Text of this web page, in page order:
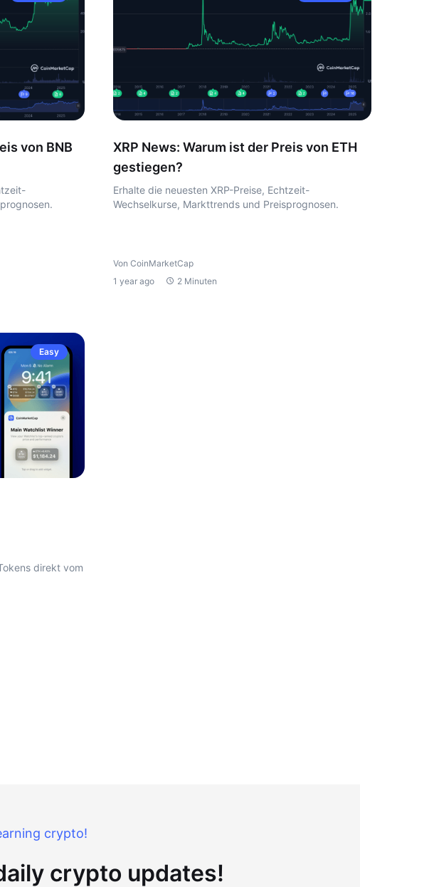
von BNB
XRP News: Warum ist der Preis von ETH
gestiegen?
Erhalte die neuesten XRP-Preise, Echtzeit-
Wechselkurse, Markttrends und Preisprognosen.
Von CoinMarketCap
1 year ago
2 Minuten
Easy
direkt vom
crypto!
crypto updates!